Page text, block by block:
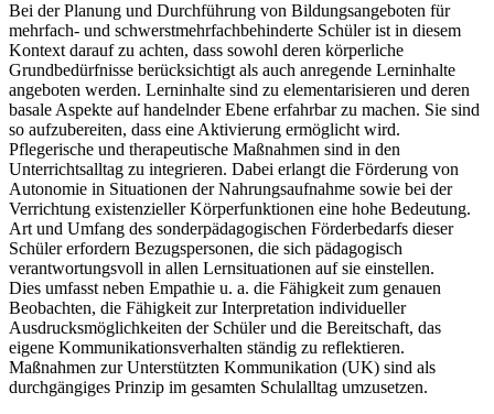
Bei der Planung und Durchführung von Bildungsangeboten für
mehrfach- und schwerstmehrfachbehinderte Schüler ist in diesem
Kontext darauf zu achten, dass sowohl deren körperliche
Grundbedürfnisse berücksichtigt als auch anregende Lerninhalte
angeboten werden. Lerninhalte sind zu elementarisieren und deren
basale Aspekte auf handelnder Ebene erfahrbar zu machen. Sie sind
so aufzubereiten, dass eine Aktivierung ermöglicht wird.
Pflegerische und therapeutische Maßnahmen sind in den
Unterrichtsalltag zu integrieren. Dabei erlangt die Förderung von
Autonomie in Situationen der Nahrungsaufnahme sowie bei der
Verrichtung existenzieller Körperfunktionen eine hohe Bedeutung.
Art und Umfang des sonderpädagogischen Förderbedarfs dieser
Schüler erfordern Bezugspersonen, die sich pädagogisch
verantwortungsvoll in allen Lernsituationen auf sie einstellen.
Dies umfasst neben Empathie u. a. die Fähigkeit zum genauen
Beobachten, die Fähigkeit zur Interpretation individueller
Ausdrucksmöglichkeiten der Schüler und die Bereitschaft, das
eigene Kommunikationsverhalten ständig zu reflektieren.
Maßnahmen zur Unterstützten Kommunikation (UK) sind als
durchgängiges Prinzip im gesamten Schulalltag umzusetzen.